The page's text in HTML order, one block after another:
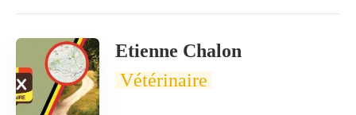
Etienne Chalon
Vétérinaire